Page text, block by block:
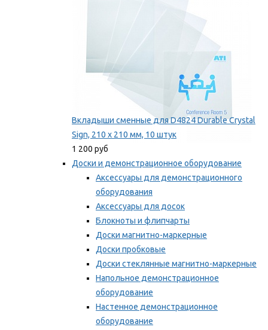
Вкладыши сменные для D4824 Durable Crystal
Sign, 210 x 210 мм, 10 штук
1 200 руб
Доски и демонстрационное оборудование
Аксессуары для демонстрационного
оборудования
Аксессуары для досок
Блокноты и флипчарты
Доски магнитно-маркерные
Доски пробковые
Доски стеклянные магнитно-маркерные
Напольное демонстрационное
оборудование
Настенное демонстрационное
оборудование